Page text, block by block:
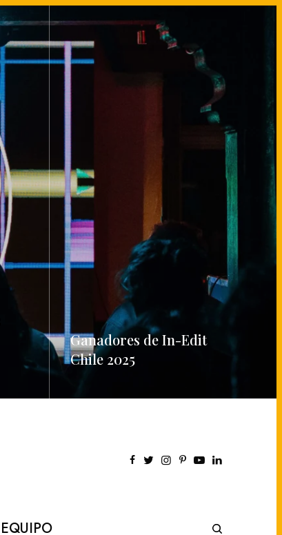
Ganadores de In-Edit
Chile 2025
EQUIPO